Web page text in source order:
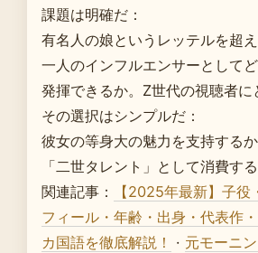
課題は明確だ：
有名人の娘というレッテルを超え
一人のインフルエンサーとして
発揮できるか。Z世代の視聴者に
その選択はシンプルだ：
彼女の等身大の魅力を支持する
「二世タレント」として消費する
関連記事：
【2025年最新】子役
フィール・年齢・出身・代表作
カ国語を徹底解説！
· 元モーニ